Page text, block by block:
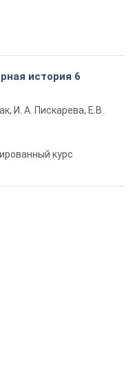
история 6
И. А. Пискарева, Е.В.
курс